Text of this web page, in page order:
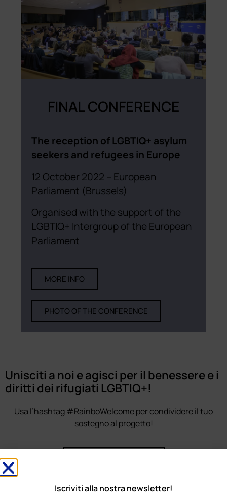
FINAL CONFERENCE
The reception of LGBTIQ+ asylum
seekers and refugees in Europe
12 October 2022 – European
Parliament (Brussels)
Organised with the support of the
LGBTIQ+ Intergroup of the European
Parliament
MORE INFO
PHOTO OF THE CONFERENCE
Unisciti a noi e agisci per il benessere e i
diritti dei rifugiati LGBTIQ+!
Usa l’hashtag #RainboWelcome per condividere il tuo
sostegno al progetto!
Iscriviti alla nostra newsletter!